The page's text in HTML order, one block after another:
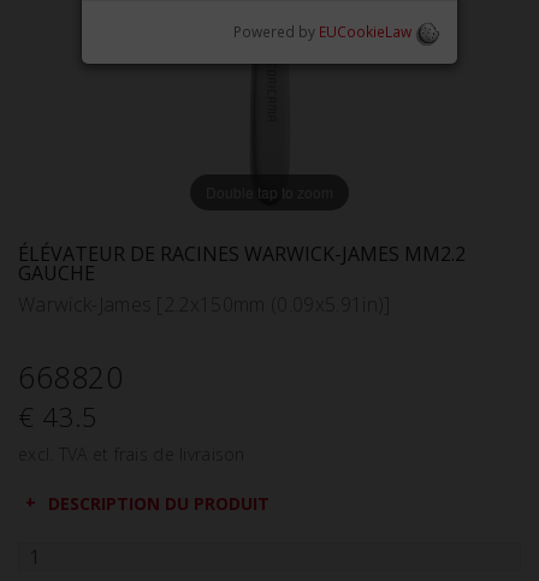
Double tap to zoom
ÉLÉVATEUR DE RACINES WARWICK-JAMES MM2.2
GAUCHE
668820
€ 43.5
DESCRIPTION DU PRODUIT
Powered by EUCookieLaw